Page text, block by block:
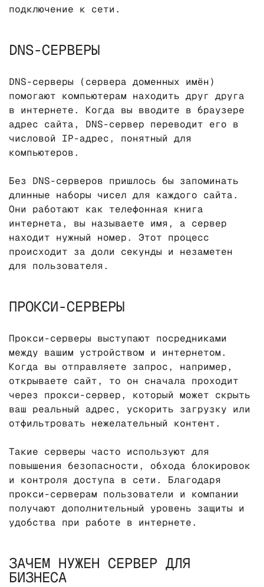
подключение к сети.
DNS-СЕРВЕРЫ
DNS-серверы (сервера доменных имён)
помогают компьютерам находить друг друга
в интернете. Когда вы вводите в браузере
адрес сайта, DNS-сервер переводит его в
числовой IP-адрес, понятный для
компьютеров.
Без DNS-серверов пришлось бы запоминать
длинные наборы чисел для каждого сайта.
Они работают как телефонная книга
интернета, вы называете имя, а сервер
находит нужный номер. Этот процесс
происходит за доли секунды и незаметен
для пользователя.
ПРОКСИ-СЕРВЕРЫ
Прокси-серверы выступают посредниками
между вашим устройством и интернетом.
Когда вы отправляете запрос, например,
открываете сайт, то он сначала проходит
через прокси-сервер, который может скрыть
ваш реальный адрес, ускорить загрузку или
отфильтровать нежелательный контент.
Такие серверы часто используют для
повышения безопасности, обхода блокировок
и контроля доступа в сети. Благодаря
прокси-серверам пользователи и компании
получают дополнительный уровень защиты и
удобства при работе в интернете.
ЗАЧЕМ НУЖЕН СЕРВЕР ДЛЯ
БИЗНЕСА